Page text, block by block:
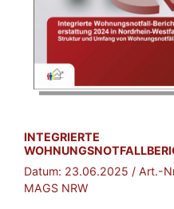
BROSCHÜRE:
INTEGRIERTE
Datum: 23.06.2025 / Art.-
MAGS NRW